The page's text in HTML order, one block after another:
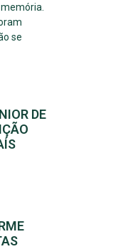
se
DE